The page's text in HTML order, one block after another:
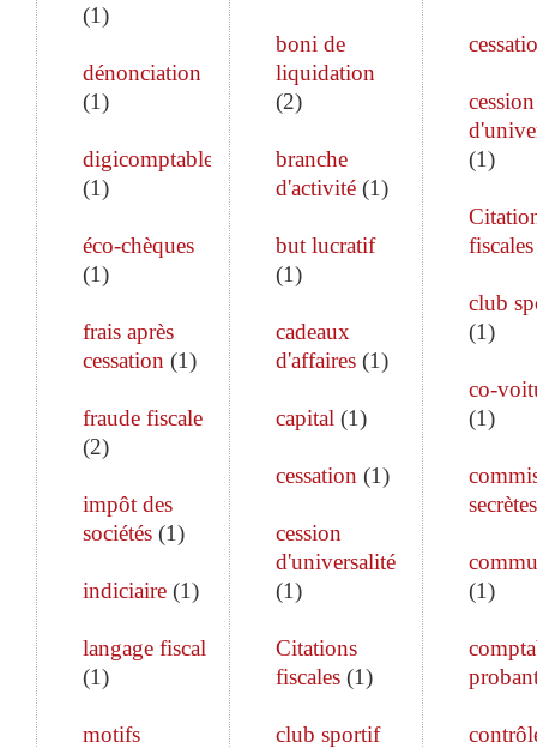
(1)
dénonciation
(1)
digicomptable
(1)
éco-chèques
(1)
frais après
cessation (1)
fraude fiscale
(2)
impôt des
sociétés (1)
indiciaire (1)
langage fiscal
(1)
motifs
boni de
liquidation
(2)
branche
d'activité(1)
but lucratif
(1)
cadeaux
d'affaires(1)
capital (1)
cessation (1)
cession
d'universalité
(1)
Citations
fiscales(1)
club sportif
cession
(1)
fiscales
club
(1)
co-
(1)
secrètes
(1)